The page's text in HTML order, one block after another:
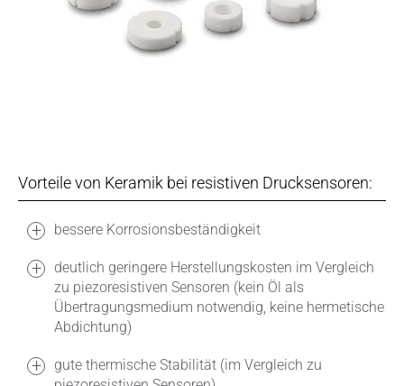
Vorteile von Keramik bei resistiven Drucksensoren:
bessere Korrosionsbeständigkeit
deutlich geringere Herstellungskosten im Vergleich
zu piezoresistiven Sensoren (kein Öl als
Übertragungsmedium notwendig, keine hermetische
Abdichtung)
gute thermische Stabilität (im Vergleich zu